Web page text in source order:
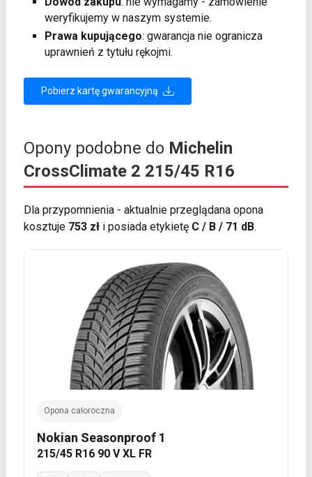
weryfikujemy w naszym systemie.
Prawa kupującego: gwarancja nie ogranicza
uprawnień z tytułu rękojmi.
Pobierz kartę gwarancyjną
Opony podobne do Michelin
CrossClimate 2 215/45 R16
Dla przypomnienia - aktualnie przeglądana opona
kosztuje 753 złi posiada etykietę C / B / 71 dB.
Opona całoroczna
Nokian Seasonproof 1
215/45 R16 90 V XL FR